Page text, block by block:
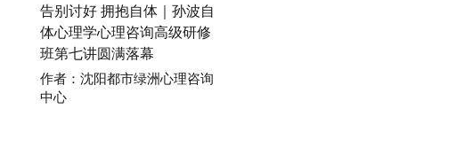
告别讨好 拥抱自体｜孙波自
体心理学心理咨询高级研修
班第七讲圆满落幕
作者：沈阳都市绿洲心理咨询
中心